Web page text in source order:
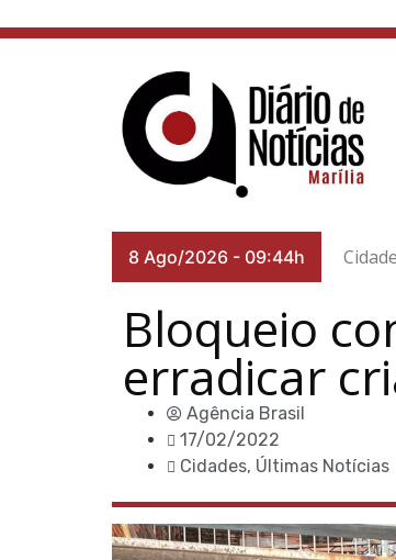
8 Ago/2026 - 09:44h
Bloqueio
erradicar
Agência Brasil
17/02/2022
Cidades Últimas Notícias